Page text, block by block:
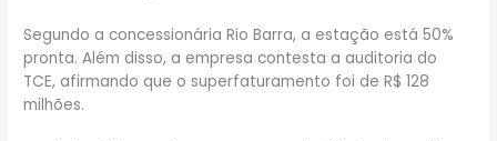
Segundo a concessionária Rio Barra, a estação está 50%
pronta. Além disso, a empresa contesta a auditoria do
TCE, afirmando que o superfaturamento foi de R$ 128
milhões.